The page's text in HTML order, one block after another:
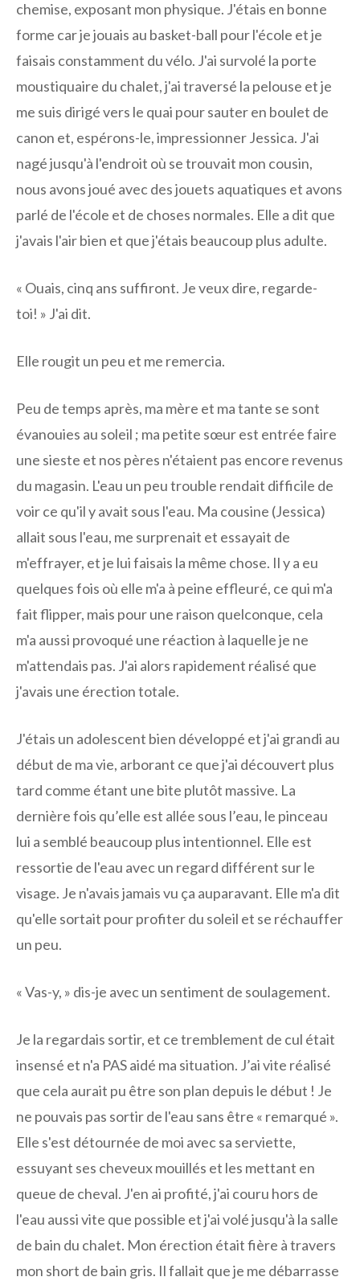
chemise, exposant mon physique. J'étais en bonne
forme car je jouais au basket-ball pour l'école et je
faisais constamment du vélo. J'ai survolé la porte
moustiquaire du chalet, j'ai traversé la pelouse et je
me suis dirigé vers le quai pour sauter en boulet de
canon et, espérons-le, impressionner Jessica. J'ai
nagé jusqu'à l'endroit où se trouvait mon cousin,
nous avons joué avec des jouets aquatiques et avons
parlé de l'école et de choses normales. Elle a dit que
j'avais l'air bien et que j'étais beaucoup plus adulte.
« Ouais, cinq ans suffiront. Je veux dire, regarde-
toi! » J'ai dit.
Elle rougit un peu et me remercia.
Peu de temps après, ma mère et ma tante se sont
évanouies au soleil ; ma petite sœur est entrée faire
une sieste et nos pères n'étaient pas encore revenus
du magasin. L'eau un peu trouble rendait difficile de
voir ce qu'il y avait sous l'eau. Ma cousine (Jessica)
allait sous l'eau, me surprenait et essayait de
m'effrayer, et je lui faisais la même chose. Il y a eu
quelques fois où elle m'a à peine effleuré, ce qui m'a
fait flipper, mais pour une raison quelconque, cela
m'a aussi provoqué une réaction à laquelle je ne
m'attendais pas. J'ai alors rapidement réalisé que
j'avais une érection totale.
J'étais un adolescent bien développé et j'ai grandi au
début de ma vie, arborant ce que j'ai découvert plus
tard comme étant une bite plutôt massive. La
dernière fois qu’elle est allée sous l’eau, le pinceau
lui a semblé beaucoup plus intentionnel. Elle est
ressortie de l'eau avec un regard différent sur le
visage. Je n'avais jamais vu ça auparavant. Elle m'a dit
qu'elle sortait pour profiter du soleil et se réchauffer
un peu.
« Vas-y, » dis-je avec un sentiment de soulagement.
Je la regardais sortir, et ce tremblement de cul était
insensé et n'a PAS aidé ma situation. J’ai vite réalisé
que cela aurait pu être son plan depuis le début ! Je
ne pouvais pas sortir de l'eau sans être « remarqué ».
Elle s'est détournée de moi avec sa serviette,
essuyant ses cheveux mouillés et les mettant en
queue de cheval. J'en ai profité, j'ai couru hors de
l'eau aussi vite que possible et j'ai volé jusqu'à la salle
de bain du chalet. Mon érection était fière à travers
mon short de bain gris. Il fallait que je me débarrasse